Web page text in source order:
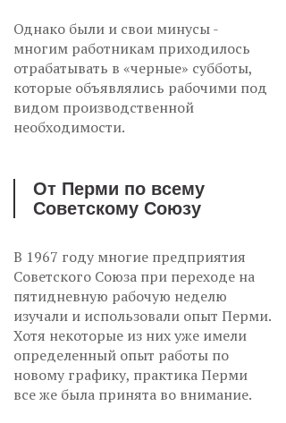
Однако были и свои минусы -
многим работникам приходилось
отрабатывать в «черные» субботы,
которые объявлялись рабочими под
видом производственной
необходимости.
От Перми по всему
Советскому Союзу
В 1967 году многие предприятия
Советского Союза при переходе на
пятидневную рабочую неделю
изучали и использовали опыт Перми.
Хотя некоторые из них уже имели
определенный опыт работы по
новому графику, практика Перми
все же была принята во внимание.